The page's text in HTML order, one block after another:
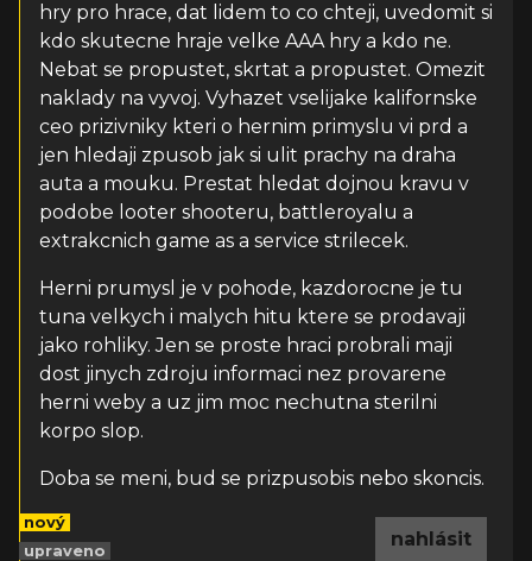
hry pro hrace, dat lidem to co chteji, uvedomit si
kdo skutecne hraje velke AAA hry a kdo ne.
Nebat se propustet, skrtat a propustet. Omezit
naklady na vyvoj. Vyhazet vselijake kalifornske
ceo prizivniky kteri o hernim primyslu vi prd a
jen hledaji zpusob jak si ulit prachy na draha
auta a mouku. Prestat hledat dojnou kravu v
podobe looter shooteru, battleroyalu a
extrakcnich game as a service strilecek.
Herni prumysl je v pohode, kazdorocne je tu
tuna velkych i malych hitu ktere se prodavaji
jako rohliky. Jen se proste hraci probrali maji
dost jinych zdroju informaci nez provarene
herni weby a uz jim moc nechutna sterilni
korpo slop.
Doba se meni, bud se prizpusobis nebo skoncis.
nový
upraveno
nahlásit